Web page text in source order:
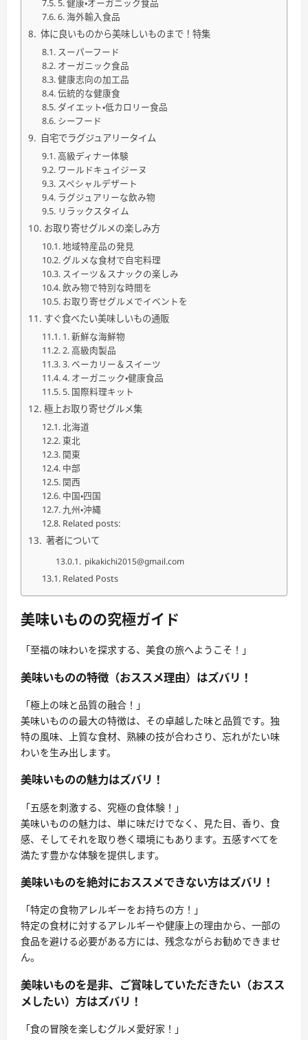
5. 健康・オーガニック食品
6. 海外輸入食品
体に良いものから美味しいものまで！特集
スーパーフード
オーガニック食品
健康志向の加工品
伝統的な健康食
ダイエット・低カロリー食品
シーフード
自宅でラグジュアリータイム
高級ディナー体験
ワールドキュイジーヌ
スペシャルデザート
ラグジュアリーな飲み物
リラックスタイム
お取り寄せグルメの楽しみ方
地域特産品の発見
グルメな食材で自宅料理
スイーツ＆スナックの楽しみ
飲み物で特別な時間を
お取り寄せグルメでイベントを
すぐ食べたい美味しいもの通販
1. 新鮮な海鮮物
2. 高級肉製品
3. ベーカリー＆スイーツ
4. オーガニック・健康食品
5. 国際料理キット
極上お取り寄せグルメ集
北海道
東北
関東
中部
関西
中国・四国
九州・沖縄
Related posts:
著者について
pikakichi2015@gmail.com
Related Posts
美味いものの究極ガイド
「至福の味わいを探求する、美食の旅へようこそ！」
美味いものの特徴（おススメ理由）はズバリ！
「極上の味と品質の融合！」
美味いものの最大の特徴は、その卓越した味と品質です。独
特の風味、上質な食材、熟練の技が合わさり、忘れがたい味
わいを生み出します。
美味いものの魅力はズバリ！
「五感を刺激する、究極の食体験！」
美味いものの魅力は、単に味だけでなく、見た目、香り、食
感、そしてそれを取り巻く環境にもあります。五感すべてを
満たす豊かな体験を提供します。
美味いものを絶対におススメできない方はズバリ！
「特定の食物アレルギーをお持ちの方！」
特定の食材に対するアレルギーや健康上の理由から、一部の
食品を避ける必要がある方には、残念ながらお勧めできませ
ん。
美味いものを是非、ご賞味していただきたい（おスス
メしたい）方はズバリ！
「食の冒険を楽しむグルメ愛好家！」